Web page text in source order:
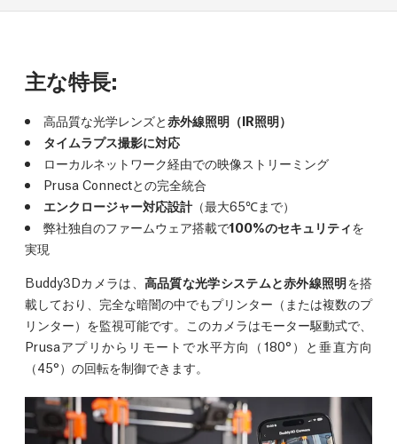
主な特長:
高品質な光学レンズと赤外線照明（IR照明）
タイムラプス撮影に対応
ローカルネットワーク経由での映像ストリーミング
Prusa Connectとの完全統合
エンクロージャー対応設計（最大65℃まで）
弊社独自のファームウェア搭載で100%のセキュリティを
実現
Buddy3Dカメラは、 高品質な光学システムと赤外線照明を搭
載しており、完全な暗闇の中でもプリンター（または複数のプ
リンター）を監視可能です。このカメラはモーター駆動式で、
Prusaアプリからリモートで水平方向（180°）と垂直方向
（45°）の回転を制御できます。